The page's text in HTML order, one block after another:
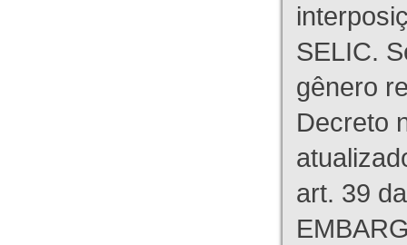
SELIC.
gênero
Decreto
art. 39